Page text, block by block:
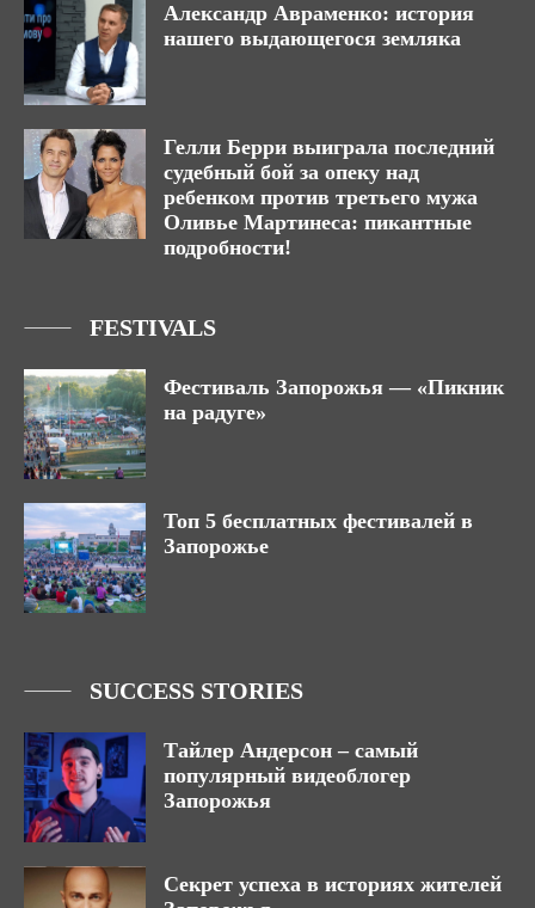
Александр Авраменко: история
нашего выдающегося земляка
Гелли Берри выиграла последний
судебный бой за опеку над
ребенком против третьего мужа
Оливье Мартинеса: пикантные
подробности!
FESTIVALS
Фестиваль Запорожья — «Пикник
на радуге»
Топ 5 бесплатных фестивалей в
Запорожье
SUCCESS STORIES
Тайлер Андерсон – самый
популярный видеоблогер
Запорожья
Секрет успеха в историях жителей